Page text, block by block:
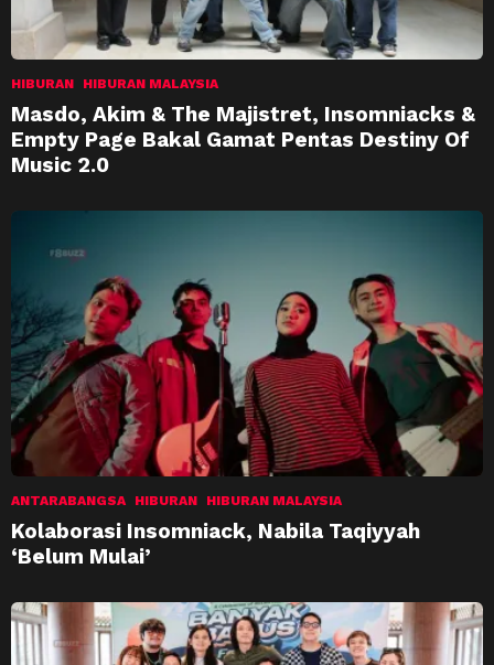
HIBURAN HIBURAN MALAYSIA
Masdo, Akim & The Majistret, Insomniacks &
Empty Page Bakal Gamat Pentas Destiny Of
Music 2.0
ANTARABANGSA HIBURAN HIBURAN MALAYSIA
Kolaborasi Insomniack, Nabila Taqiyyah
‘Belum Mulai’